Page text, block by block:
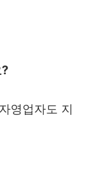
영업자도 지